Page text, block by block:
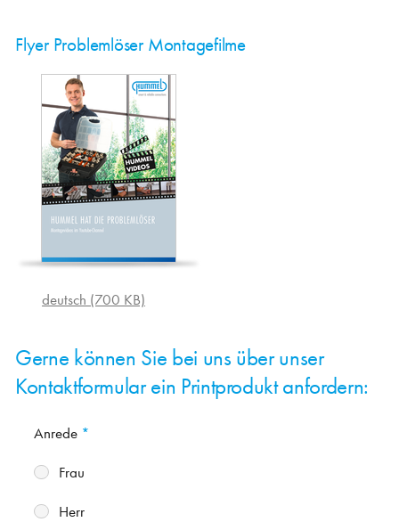
Flyer Problemlöser Montagefilme
deutsch (700 KB)
Gerne können Sie bei uns über unser
Kontaktformular ein Printprodukt anfordern:
Anrede
Frau
Herr